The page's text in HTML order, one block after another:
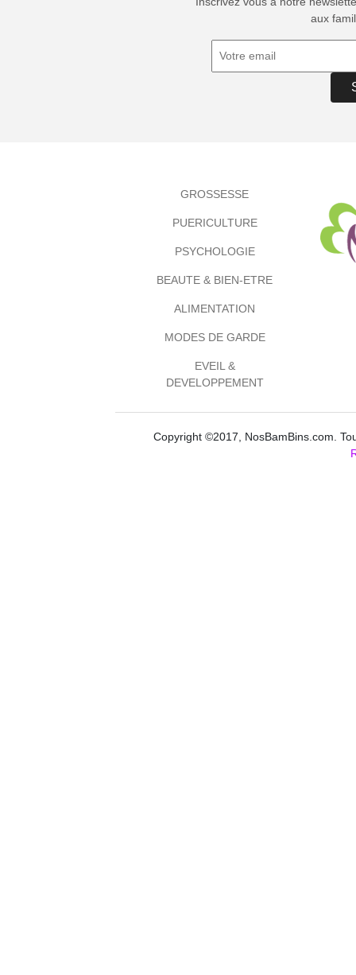
aux
GROSSESSE
PUERICULTURE
PSYCHOLOGIE
BEAUTE & BIEN-ETRE
ALIMENTATION
MODES DE GARDE
EVEIL &
DEVELOPPEMENT
Copyright ©2017, NosBamBins.com.